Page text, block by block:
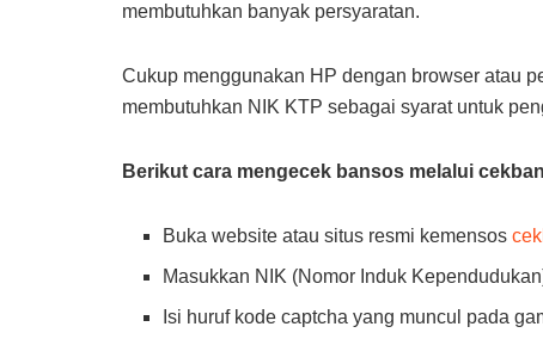
membutuhkan banyak persyaratan.
Cukup menggunakan HP dengan browser atau
membutuhkan NIK KTP sebagai syarat untuk
Berikut cara mengecek bansos melalui
Buka website atau situs resmi kemensos
Masukkan NIK (Nomor Induk
Isi huruf kode captcha yang muncul pada